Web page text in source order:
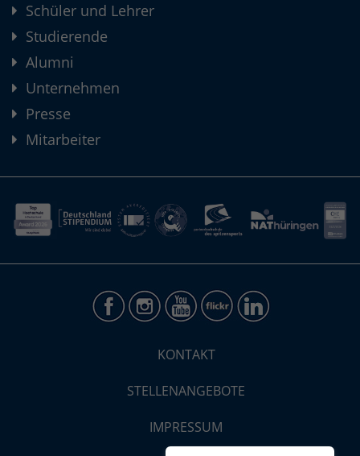
Schüler und Lehrer
Studierende
Alumni
Unternehmen
Presse
Mitarbeiter
KONTAKT
STELLENANGEBOTE
IMPRESSUM